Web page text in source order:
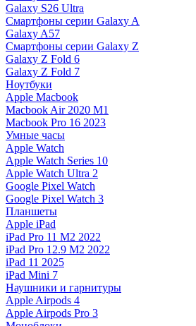
Galaxy S26 Ultra
Смартфоны серии Galaxy A
Galaxy A57
Смартфоны серии Galaxy Z
Galaxy Z Fold 6
Galaxy Z Fold 7
Ноутбуки
Apple Macbook
Macbook Air 2020 M1
Macbook Pro 16 2023
Умные часы
Apple Watch
Apple Watch Series 10
Apple Watch Ultra 2
Google Pixel Watch
Google Pixel Watch 3
Планшеты
Apple iPad
iPad Pro 11 M2 2022
iPad Pro 12.9 M2 2022
iPad 11 2025
iPad Mini 7
Наушники и гарнитуры
Apple Airpods 4
Apple Airpods Pro 3